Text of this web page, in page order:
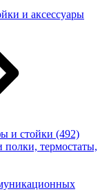
и аксессуары
и стойки (492)
термостаты,